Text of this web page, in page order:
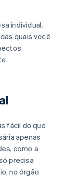
individual,
quais você
fácil do que
apenas
como a
precisa
no órgão